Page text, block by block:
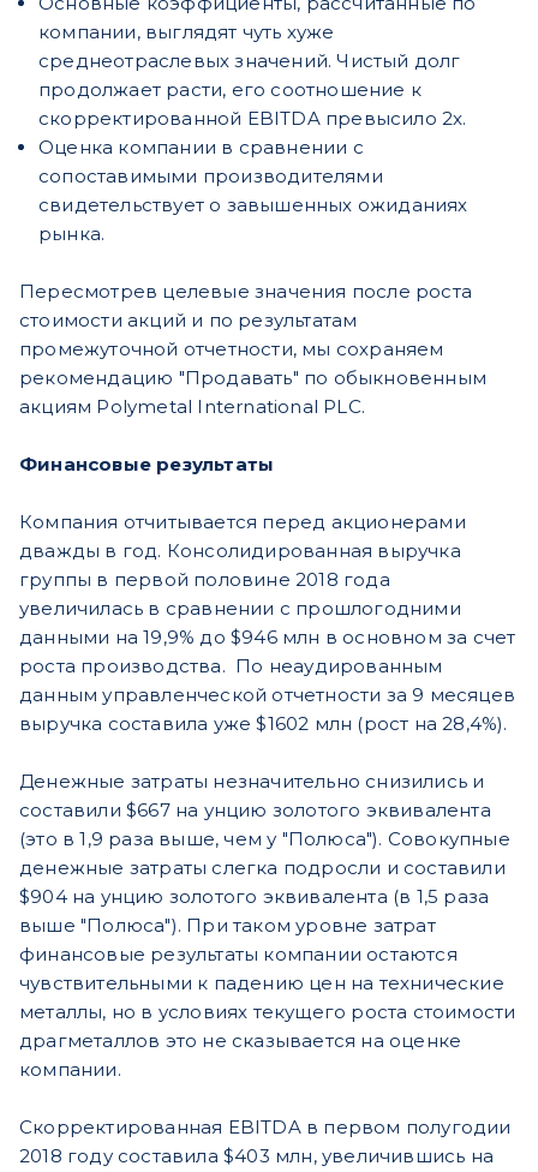
компании, выглядят чуть хуже
среднеотраслевых значений. Чистый долг
продолжает расти, его соотношение к
скорректированной EBITDA превысило 2x.
Оценка компании в сравнении с
сопоставимыми производителями
свидетельствует о завышенных ожиданиях
рынка.
Пересмотрев целевые значения после роста
стоимости акций и по результатам
промежуточной отчетности, мы сохраняем
рекомендацию "Продавать" по обыкновенным
акциям Polymetal International PLC.
Финансовые результаты
Компания отчитывается перед акционерами
дважды в год. Консолидированная выручка
группы в первой половине 2018 года
увеличилась в сравнении с прошлогодними
данными на 19,9% до $946 млн в основном за счет
роста производства. По неаудированным
данным управленческой отчетности за 9 месяцев
выручка составила уже $1602 млн (рост на 28,4%).
Денежные затраты незначительно снизились и
составили $667 на унцию золотого эквивалента
(это в 1,9 раза выше, чем у "Полюса"). Совокупные
денежные затраты слегка подросли и составили
$904 на унцию золотого эквивалента (в 1,5 раза
выше "Полюса"). При таком уровне затрат
финансовые результаты компании остаются
чувствительными к падению цен на технические
металлы, но в условиях текущего роста стоимости
драгметаллов это не сказывается на оценке
компании.
Скорректированная EBITDA в первом полугодии
2018 году составила $403 млн, увеличившись на